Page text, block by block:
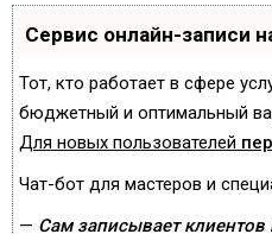
Сервис онлайн-записи
Тот, кто работает в сфере
бюджетный и оптимальный
Для новых пользователей
Чат-бот для мастеров и
— Сам записывает